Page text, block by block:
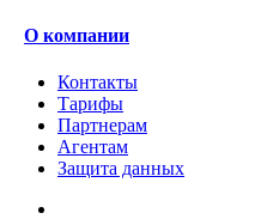
О компании
Контакты
Тарифы
Партнерам
Агентам
Защита данных